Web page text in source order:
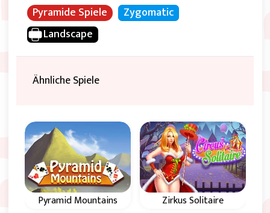
Pyramide Spiele
Zygomatic
Landscape
Ähnliche Spiele
Pyramid Mountains Zirkus Solitaire